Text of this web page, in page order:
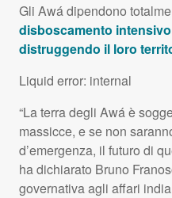
Gli Awá dipendono
disboscamento
distruggendo il loro
Liquid error: internal
“La terra degli Awá è
massicce, e se non
d’emergenza, il futuro di
ha dichiarato Bruno
governativa agli affari